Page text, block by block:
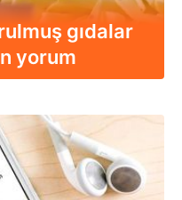
gıdalar
yorum